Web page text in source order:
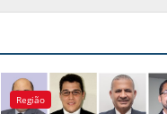
Região